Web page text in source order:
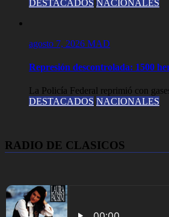
DESTACADOS NACIONALES
agosto 7, 2026 MAD
Represión descontrolada: 1500
La Policía Federal reprimió con
DESTACADOS NACIONALES
RADIO DE CLASICOS